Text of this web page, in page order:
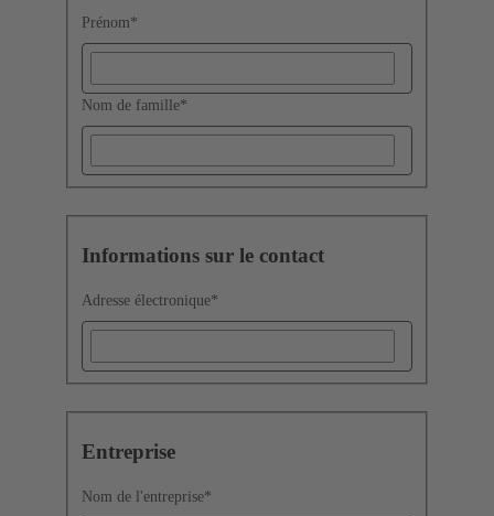
Prénom*
Nom de famille*
Informations sur le contact
Adresse électronique*
Entreprise
Nom de l'entreprise*